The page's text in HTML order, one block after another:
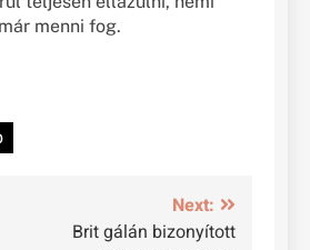
menni fog.
Next:
Brit gálán bizonyított